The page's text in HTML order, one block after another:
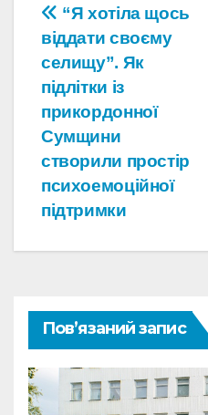
Навігація
записів
“Я хотіла щось
віддати своєму
селищу”. Як
підлітки із
прикордонної
Сумщини
створили простір
психоемоційної
підтримки
Пов’язаний запис